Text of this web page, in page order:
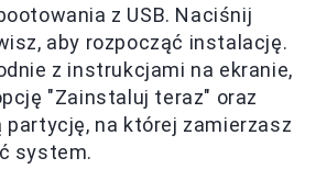
z USB. Naciśnij
aby rozpocząć instalację.
z instrukcjami na ekranie,
"Zainstaluj teraz" oraz
partycję, na której zamierzasz
system.